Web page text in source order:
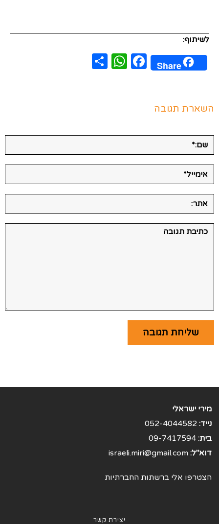
לשיתוף:
Share
Facebook
WhatsApp
השארת תגובה
שם:*
אימייל*
אתר:
תגובה:
מירי ישראלי
נייד: 052-4044582
בית: 09-7417594
דוא"ל: israeli.miri@gmail.com
הצטרפו אלי ברשתות החברתיות
יצירת קשר